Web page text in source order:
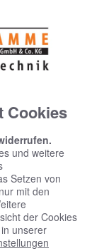
Cookies
und weitere
Setzen von
mit den
der Cookies
unserer